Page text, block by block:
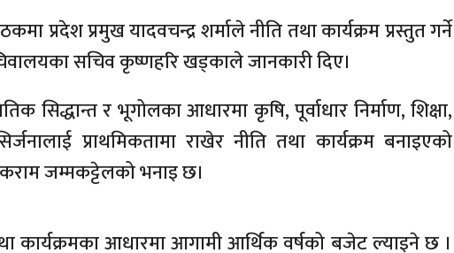
प्रदेश प्रमुख यादवचन्द्र शर्माले नीति तथा कार्यक्रम प्रस्तुत गर्ने
सचिव कृष्णहरि खड्काले जानकारी दिए।
सिद्धान्त र भूगोलका आधारमा कृषि, पूर्वाधार निर्माण, शिक्षा,
प्राथमिकतामा राखेर नीति तथा कार्यक्रम बनाइएको
जम्मकट्टेलको भनाइ छ।
कार्यक्रमका आधारमा आगामी आर्थिक वर्षको बजेट ल्याइने छ ।